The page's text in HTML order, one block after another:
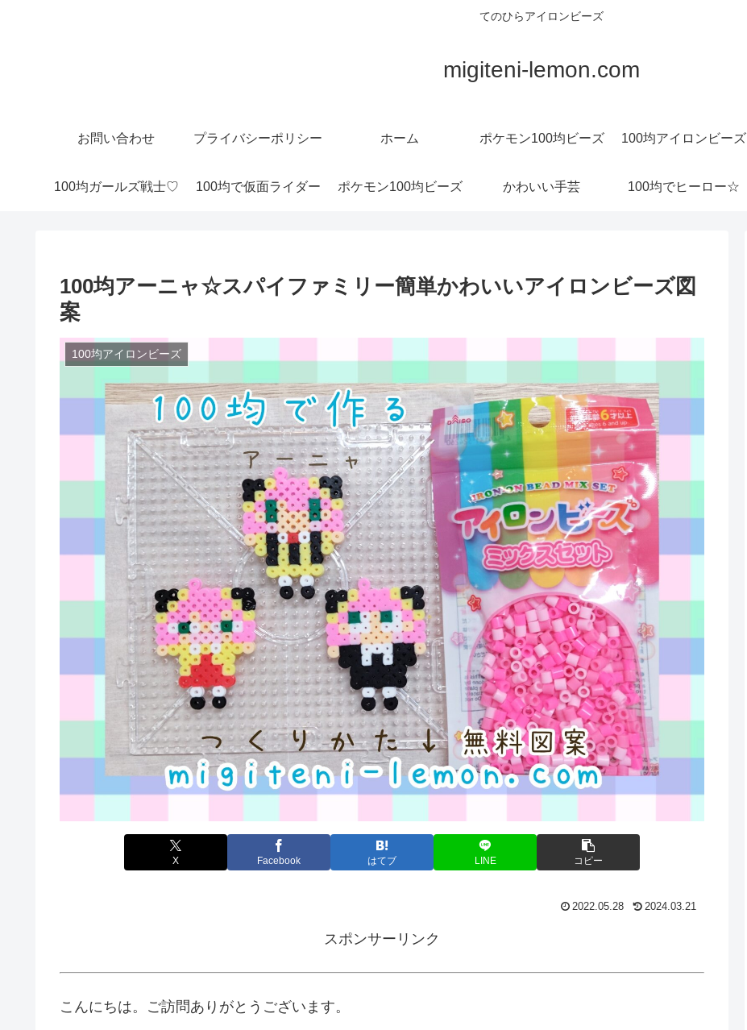
てのひらアイロンビーズ
migiteni-lemon.com
お問い合わせ プライバシーポリシー ホーム ポケモン100均ビーズ 100均アイロンビーズ
100均ガールズ戦士♡ 100均で仮面ライダー ポケモン100均ビーズ かわいい手芸 100均でヒーロー☆
100均アーニャ☆スパイファミリー簡単かわいいアイロンビーズ図
案
100均アイロンビーズ
X Facebook はてブ LINE コピー
2022.05.28 2024.03.21
スポンサーリンク
こんにちは。ご訪問ありがとうございます。